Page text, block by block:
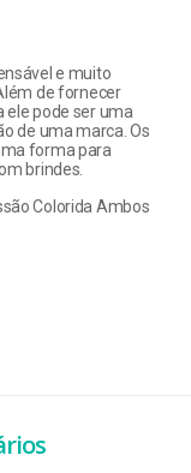
e muito
de fornecer
pode ser uma
de uma marca. Os
forma para
brindes.
Colorida Ambos